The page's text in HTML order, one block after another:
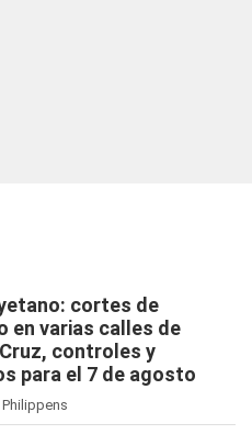
cortes de
en varias calles de
controles y
para el 7 de agosto